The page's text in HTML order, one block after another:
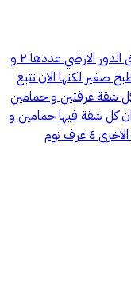
العمارة للايجار بالكامل عمر العمارة ١٤ سنة شقق الدور الارضي عددها ٢ و
صغير لكنها الان تتبع
شقة غرفتين و حمامين
كل شقة فيها حمامين و